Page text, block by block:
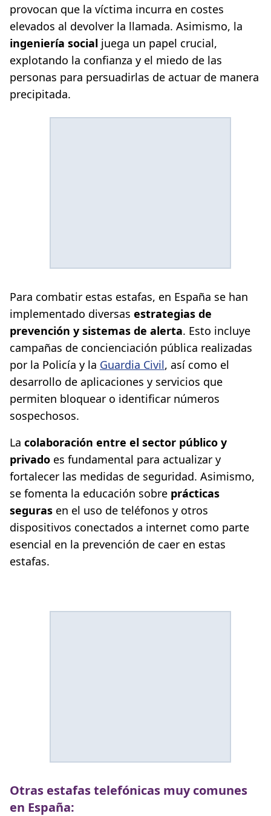
provocan que la víctima incurra en costes
elevados al devolver la llamada. Asimismo, la
ingeniería social juega un papel crucial,
explotando la confianza y el miedo de las
personas para persuadirlas de actuar de manera
precipitada.
Para combatir estas estafas, en España se han
implementado diversas estrategias de
prevención y sistemas de alerta. Esto incluye
campañas de concienciación pública realizadas
por la Policía y la Guardia Civil, así como el
desarrollo de aplicaciones y servicios que
permiten bloquear o identificar números
sospechosos.
La colaboración entre el sector público y
privado es fundamental para actualizar y
fortalecer las medidas de seguridad. Asimismo,
se fomenta la educación sobre prácticas
seguras en el uso de teléfonos y otros
dispositivos conectados a internet como parte
esencial en la prevención de caer en estas
estafas.
Otras estafas telefónicas muy comunes
en España: